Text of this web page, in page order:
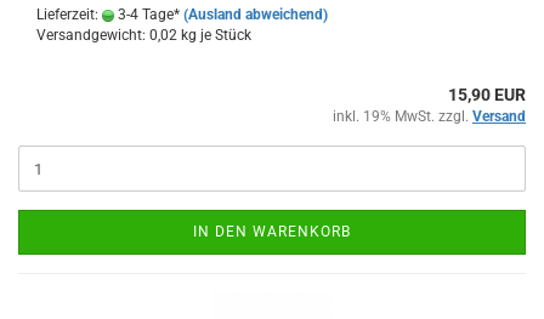
Lieferzeit: 3-4 Tage* (Ausland abweichend)
Versandgewicht: 0,02 kg je Stück
15,90 EUR
inkl. 19% MwSt. zzgl. Versand
IN DEN WARENKORB